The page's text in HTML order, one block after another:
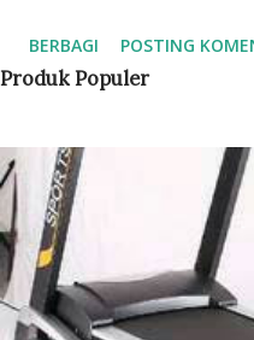
terutama untuk anda yang
treadmill elektrik ini sudah
Motor - Speed : 1-20 km/h
Fat, Time, Speed,
Running Belt : 160cm x
Speakers : Mp3, USB,
Dimensi Produk :
Dilipat : 135x90x155cm -
BERBAGI POSTING
Produk Populer